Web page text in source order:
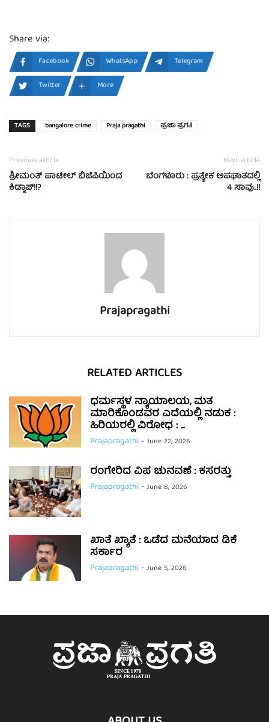
Share via:
Facebook WhatsApp
Telegram
Twitter
More
TAGS bangalore crime Praja pragathi ಪ್ರಜಾ ಪ್ರಗತಿ
Previous article
ಶ್ರೀಮಂತ್ ಪಾಟೀಲ್ ಬಿಜೆಪಿಯಿಂದ
ಕಿಡ್ನಾಪ್!!?
Next article
ಬೆಂಗಳೂರು : ಪ್ರತ್ಯೇಕ ಅಪಘಾತದಲ್ಲಿ
4 ಸಾವು..!!
Prajapragathi
RELATED ARTICLES
ಧರ್ಮಸ್ಥಳ ನ್ಯಾಯಾಲಯ, ಮತ
ಮಾರಿಕೊಂಡವರ ಎದೆಯಲ್ಲಿ ನಡುಕ :
ಹಿರಿಯರಲ್ಲಿ ವಿರೋಧ : ...
Prajapragathi-June 22, 2026
ರಂಗೇರಿದ ವಿಪ ಚುನವಣೆ : ಕಸರತ್ತು
Prajapragathi-June 8, 2026
ಖಾತೆ ಖ್ಯಾತೆ : ಒಡೆದ ಮನೆಯಾದ ಡಿಕೆ
ಸರ್ಕಾರ
Prajapragathi-June 5, 2026